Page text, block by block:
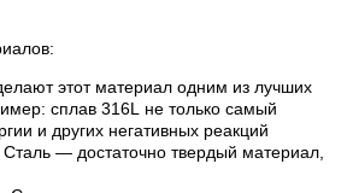
этот материал одним из лучших
сплав 316L не только самый
и других негативных реакций
— достаточно твердый материал,